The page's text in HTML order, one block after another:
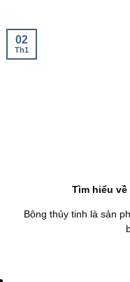
Tìm hiểu
Bông thủy tinh là sản
02
Th1